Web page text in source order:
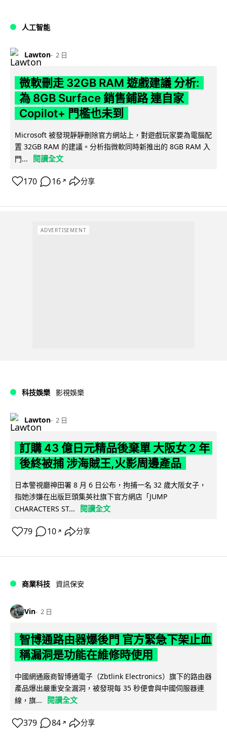
人工智能
Lawton 2 日
微軟刪走 32GB RAM 遊戲建議 分析:
為 8GB Surface 銷售鋪路 連自家
Copilot+ 門檻也未到
Microsoft 被發現靜靜刪除官方網站上，對遊戲玩家要為電腦配
置 32GB RAM 的建議。分析指微軟同時新推出的 8GB RAM 入
門...
閱讀全文
170 16 ↗ 分享
ADVERTISEMENT
科技娛樂 影視娛樂
Lawton 2 日
訂購 43 億日元精品後棄單 大阪女 2 年
後終被捕 涉海賊王,火影周邊產品
日本警視廳神田署 8 月 6 日公布，拘捕一名 32 歲大阪女子，
指她涉嫌在出版巨頭集英社旗下官方網店「JUMP
CHARACTERS ST...
閱讀全文
79 10 ↗ 分享
商業科技 資訊保安
Vin 2 日
智博通路由器爆後門 官方緊急下架止血
稱漏洞是功能在維修時使用
中國網通廠商智博通電子（Zbtlink Electronics）旗下的路由器
產品爆出嚴重安全漏洞，被發現每 35 秒便會與中國伺服器連
線，旗...
閱讀全文
379 84 ↗ 分享